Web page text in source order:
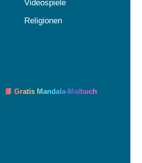
Videospiele
Religionen
📘 Gratis Mandala-Malbuch